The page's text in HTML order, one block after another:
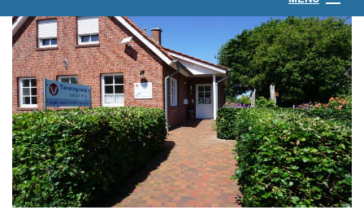
Über uns
Kleintierpraxis
Großtierpraxis
Kontakt & Anfahrt